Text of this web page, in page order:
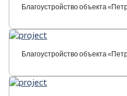
Благоустройство объекта
Благоустройство объекта